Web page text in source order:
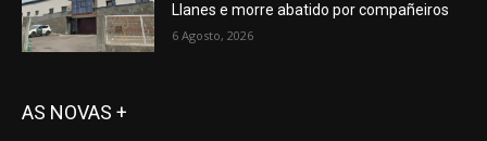
Llanes e morre abatido por compañeiros
6 Agosto, 2026
AS NOVAS +